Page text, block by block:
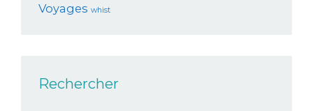
Voyages whist
Rechercher